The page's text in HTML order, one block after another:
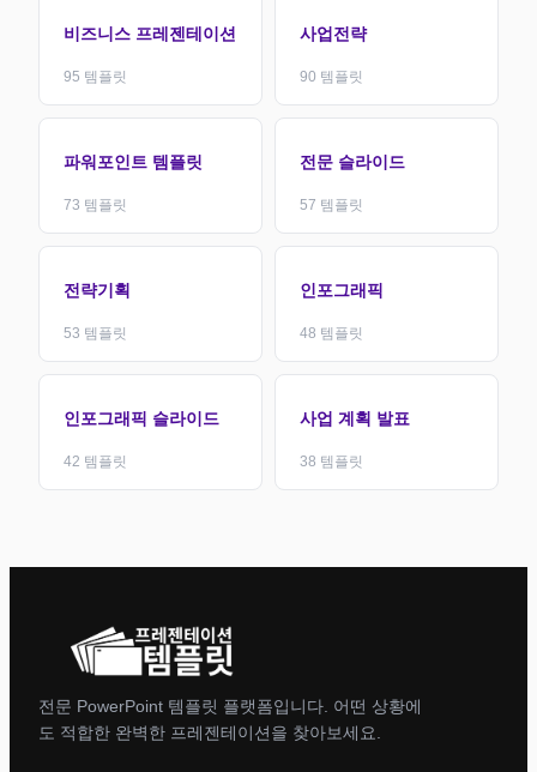
비즈니스 프레젠테이션
95 템플릿
사업전략
90 템플릿
파워포인트 템플릿
73 템플릿
전문 슬라이드
57 템플릿
전략기획
53 템플릿
인포그래픽
48 템플릿
인포그래픽 슬라이드
42 템플릿
사업 계획 발표
38 템플릿
전문 PowerPoint 템플릿 플랫폼입니다. 어떤 상황에
도 적합한 완벽한 프레젠테이션을 찾아보세요.